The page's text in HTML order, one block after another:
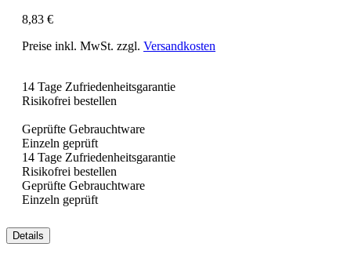
8,83 €
Preise inkl. MwSt. zzgl. Versandkosten
14 Tage Zufriedenheitsgarantie
Risikofrei bestellen
Geprüfte Gebrauchtware
Einzeln geprüft
14 Tage Zufriedenheitsgarantie
Risikofrei bestellen
Geprüfte Gebrauchtware
Einzeln geprüft
Details